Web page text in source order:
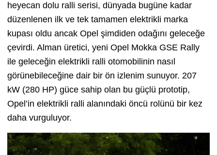
heyecan dolu ralli serisi, dünyada bugüne kadar
düzenlenen ilk ve tek tamamen elektrikli marka
kupası oldu ancak Opel şimdiden odağını geleceğe
çevirdi. Alman üretici, yeni Opel Mokka GSE Rally
ile geleceğin elektrikli ralli otomobilinin nasıl
görünebileceğine dair bir ön izlenim sunuyor. 207
kW (280 HP) güce sahip olan bu güçlü prototip,
Opel’in elektrikli ralli alanındaki öncü rolünü bir kez
daha vurguluyor.